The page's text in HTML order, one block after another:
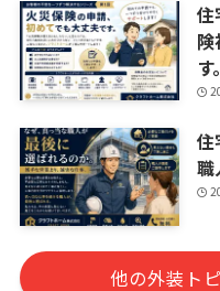
住
住
職
他の外装ト